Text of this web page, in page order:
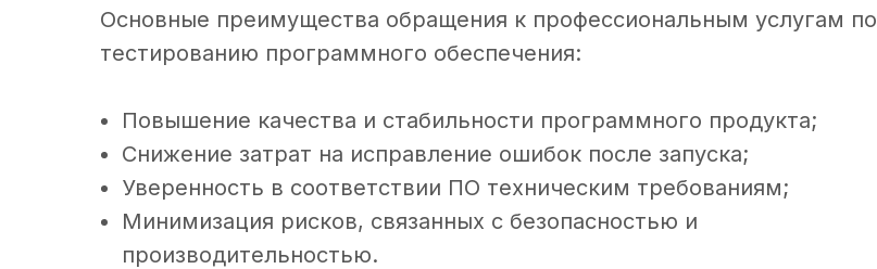
Основные преимущества обращения к профессиональным услугам по
тестированию программного обеспечения:
Повышение качества и стабильности программного продукта;
Снижение затрат на исправление ошибок после запуска;
Уверенность в соответствии ПО техническим требованиям;
Минимизация рисков, связанных с безопасностью и
производительностью.